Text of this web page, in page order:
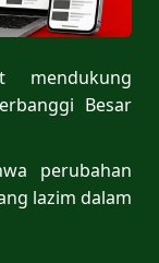
mendukung
Besar
perubahan
lazim dalam